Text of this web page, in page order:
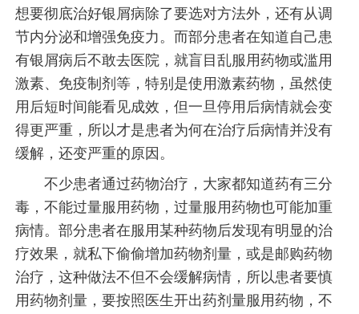
想要彻底治好银屑病除了要选对方法外，还有从调
节内分泌和增强免疫力。而部分患者在知道自己患
有银屑病后不敢去医院，就盲目乱服用药物或滥用
激素、免疫制剂等，特别是使用激素药物，虽然使
用后短时间能看见成效，但一旦停用后病情就会变
得更严重，所以才是患者为何在治疗后病情并没有
缓解，还变严重的原因。
不少患者通过药物治疗，大家都知道药有三分
毒，不能过量服用药物，过量服用药物也可能加重
病情。部分患者在服用某种药物后发现有明显的治
疗效果，就私下偷偷增加药物剂量，或是邮购药物
治疗，这种做法不但不会缓解病情，所以患者要慎
用药物剂量，要按照医生开出药剂量服用药物，不